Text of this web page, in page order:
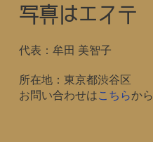
写真はエステ
代表：牟田 美智子
所在地：東京都渋谷区
お問い合わせはこちらから